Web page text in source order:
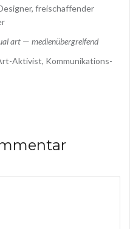
freischaffender
art — medienübergreifend
Aktivist, Kommunikations-